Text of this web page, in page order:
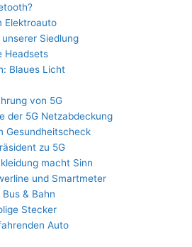
Elektroauto
Siedlung
Headsets
Blaues Licht
von 5G
der 5G Netzabdeckung
Gesundheitscheck
zu 5G
macht Sinn
und Smartmeter
& Bahn
Stecker
Auto